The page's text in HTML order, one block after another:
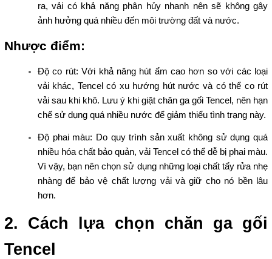
ra, vải có khả năng phân hủy nhanh nên sẽ không gây
ảnh hưởng quá nhiều đến môi trường đất và nước.
Nhược điểm:
Độ co rút: Với khả năng hút ẩm cao hơn so với các loại
vải khác, Tencel có xu hướng hút nước và có thể co rút
vải sau khi khô. Lưu ý khi giặt chăn ga gối Tencel, nên hạn
chế sử dụng quá nhiều nước để giảm thiểu tình trạng này.
Độ phai màu: Do quy trình sản xuất không sử dụng quá
nhiều hóa chất bảo quản, vải Tencel có thể dễ bị phai màu.
Vì vậy, bạn nên chọn sử dụng những loại chất tẩy rửa nhẹ
nhàng để bảo vệ chất lượng vải và giữ cho nó bền lâu
hơn.
2. Cách lựa chọn chăn ga gối
Tencel